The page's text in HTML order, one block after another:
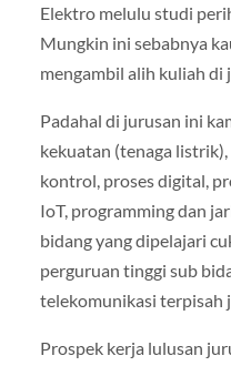
Elektro melulu studi
Mungkin ini sebabnya
mengambil alih kuliah di
Padahal di jurusan ini
kekuatan (tenaga
kontrol, proses digital,
IoT, programming dan
bidang yang dipelajari
perguruan tinggi sub
telekomunikasi terpisah
Prospek kerja lulusan